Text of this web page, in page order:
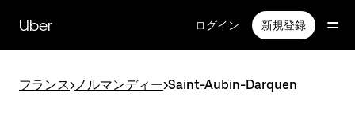
Uber ログイン 新規登録
フランス>ノルマンディー>Saint-Aubin-Darquen